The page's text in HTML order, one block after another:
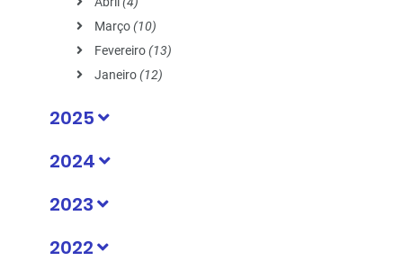
Março(10)
Fevereiro(13)
Janeiro(12)
2025
2024
2023
2022